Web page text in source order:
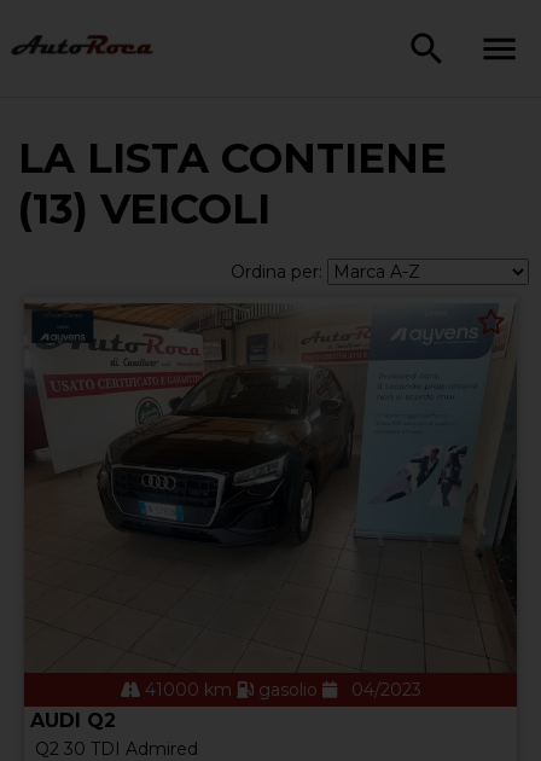
LA LISTA CONTIENE
(13) VEICOLI
Ordina per:
41000 km gasolio 04/2023
AUDI Q2
Q2 30 TDI Admired